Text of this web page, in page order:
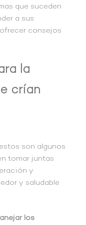
que suceden
a sus
consejos
la
crían
son algunos
tomar juntas
y
y saludable
los